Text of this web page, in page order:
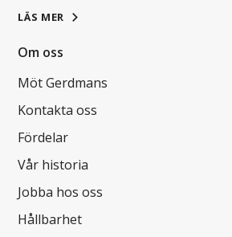
LÄS MER
Om oss
Möt Gerdmans
Kontakta oss
Fördelar
Vår historia
Jobba hos oss
Hållbarhet